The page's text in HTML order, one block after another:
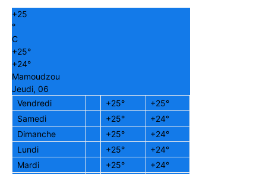
+25
°
C
+25°
+24°
Mamoudzou
Jeudi, 06
Vendredi
+25° +25°
Samedi
+25° +24°
Dimanche
+25° +24°
Lundi
+25° +24°
Mardi
+25° +24°